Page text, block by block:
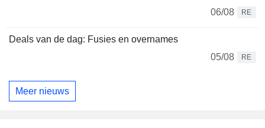
06/08
RE
Deals van de dag: Fusies en overnames
05/08
RE
Meer nieuws